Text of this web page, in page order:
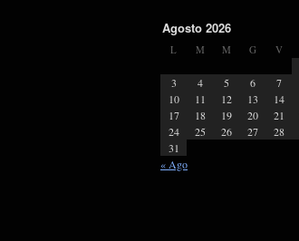
Agosto 2026
L M M G V
3
4 5 6 7
10
11 12 13 14
17
18 19 20 21
24
25 26 27 28
31
« Ago